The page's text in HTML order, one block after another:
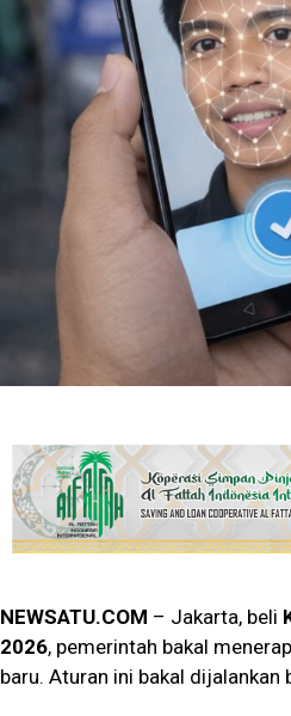
NEWSATU.COM – Jakarta, beli
2026, pemerintah bakal
baru. Aturan ini bakal